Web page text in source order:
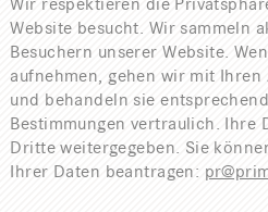
Wir respektieren die
Website besucht. Wir sammeln
Besuchern unserer Website.
aufnehmen, gehen wir mit Ihren
und behandeln sie
Bestimmungen vertraulich. Ihre
Dritte weitergegeben. Sie
Ihrer Daten beantragen: